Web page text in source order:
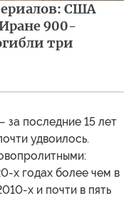
США
900-
три
последние 15 лет
удвоилось.
х годах более чем в
х и почти в пять